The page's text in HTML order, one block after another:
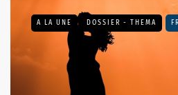
A LA UNE DOSSIER - THEMA